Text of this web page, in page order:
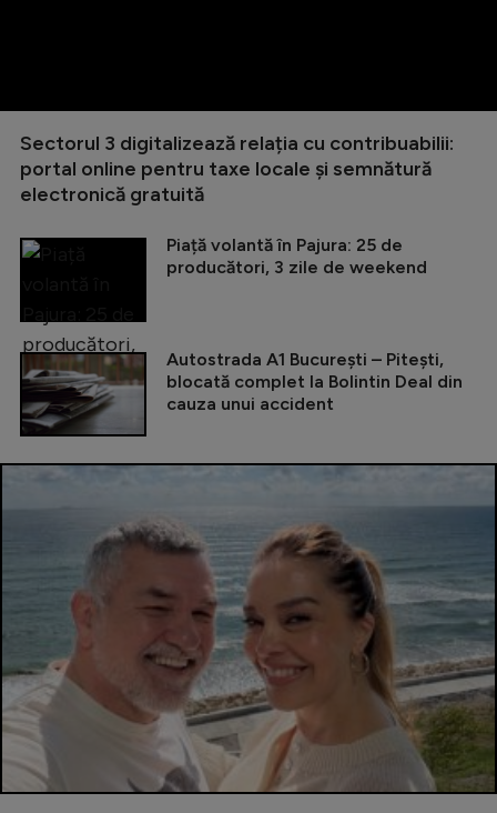
Sectorul 3 digitalizează relația cu contribuabilii:
portal online pentru taxe locale și semnătură
electronică gratuită
Piață volantă în Pajura: 25 de
producători, 3 zile de weekend
Autostrada A1 București – Pitești,
blocată complet la Bolintin Deal din
cauza unui accident